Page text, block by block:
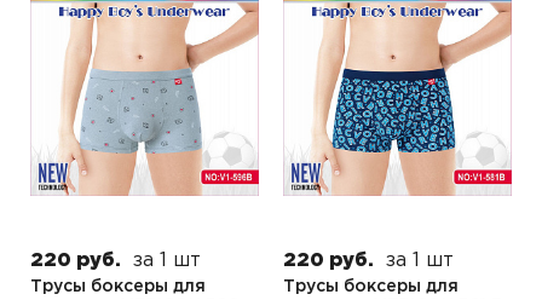
220 руб. за 1 шт
Трусы боксеры для
220 руб. за 1 шт
Трусы боксеры для